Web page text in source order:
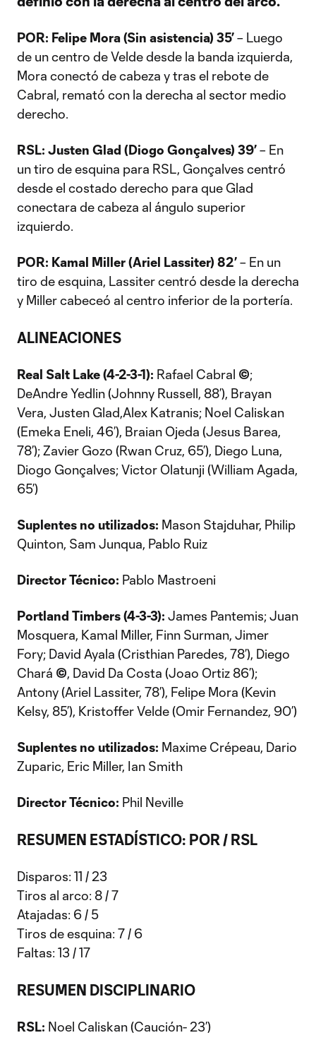
POR: Felipe Mora (Sin asistencia) 35’– Luego
de un centro de Velde desde la banda izquierda,
Mora conectó de cabeza y tras el rebote de
Cabral, remató con la derecha al sector medio
derecho.
RSL: Justen Glad (Diogo Gonçalves) 39’– En
un tiro de esquina para RSL, Gonçalves centró
desde el costado derecho para que Glad
conectara de cabeza al ángulo superior
izquierdo.
POR: Kamal Miller (Ariel Lassiter) 82’– En un
tiro de esquina, Lassiter centró desde la derecha
y Miller cabeceó al centro inferior de la portería.
ALINEACIONES
Real Salt Lake (4-2-3-1): Rafael Cabral ©;
DeAndre Yedlin (Johnny Russell, 88’), Brayan
Vera, Justen Glad,Alex Katranis; Noel Caliskan
(Emeka Eneli, 46’), Braian Ojeda (Jesus Barea,
78’); Zavier Gozo (Rwan Cruz, 65’), Diego Luna,
Diogo Gonçalves; Victor Olatunji (William Agada,
65’)
Suplentes no utilizados: Mason Stajduhar, Philip
Quinton, Sam Junqua, Pablo Ruiz
Director Técnico: Pablo Mastroeni
Portland Timbers (4-3-3): James Pantemis; Juan
Mosquera, Kamal Miller, Finn Surman, Jimer
Fory; David Ayala (Cristhian Paredes, 78’), Diego
Chará ©, David Da Costa (Joao Ortiz 86’);
Antony (Ariel Lassiter, 78’), Felipe Mora (Kevin
Kelsy, 85’), Kristoffer Velde (Omir Fernandez, 90’)
Suplentes no utilizados: Maxime Crépeau, Dario
Zuparic, Eric Miller, Ian Smith
Director Técnico: Phil Neville
RESUMEN ESTADÍSTICO: POR / RSL
Disparos: 11 / 23
Tiros al arco: 8 / 7
Atajadas: 6 / 5
Tiros de esquina: 7 / 6
Faltas: 13 / 17
RESUMEN DISCIPLINARIO
RSL: Noel Caliskan (Caución- 23’)